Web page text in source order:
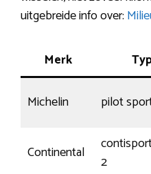
uitgebreide info over:
Merk
Michelin pilot
Continental
2